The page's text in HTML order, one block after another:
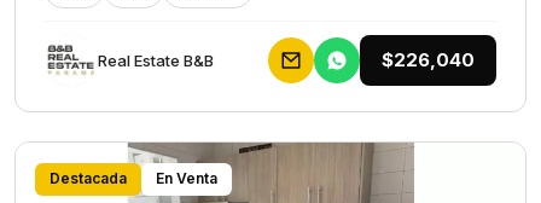
Rеаl Еstаtе В&В $226,040
Destacada En Venta